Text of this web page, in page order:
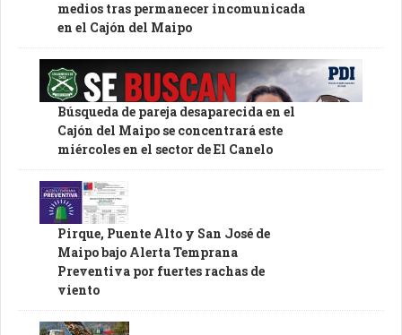
medios tras permanecer incomunicada
en el Cajón del Maipo
Búsqueda de pareja desaparecida en el
Cajón del Maipo se concentrará este
miércoles en el sector de El Canelo
Pirque, Puente Alto y San José de
Maipo bajo Alerta Temprana
Preventiva por fuertes rachas de
viento